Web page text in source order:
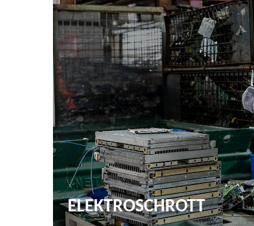
ELEKTROSCHROTT